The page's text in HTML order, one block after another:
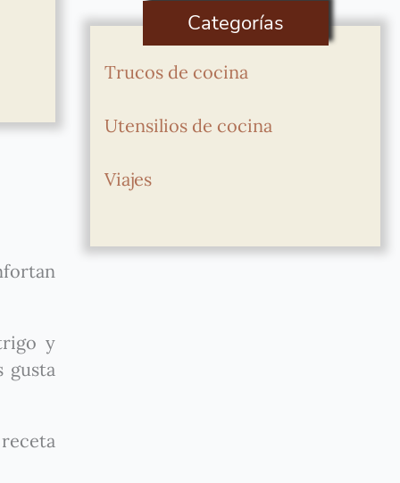
y
gusta
Categorías
Trucos de cocina
Utensilios de cocina
Viajes